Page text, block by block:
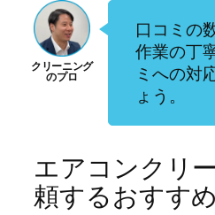
口コミの
作業の丁
ミへの対
ょう。
エアコンクリ
頼するおすす